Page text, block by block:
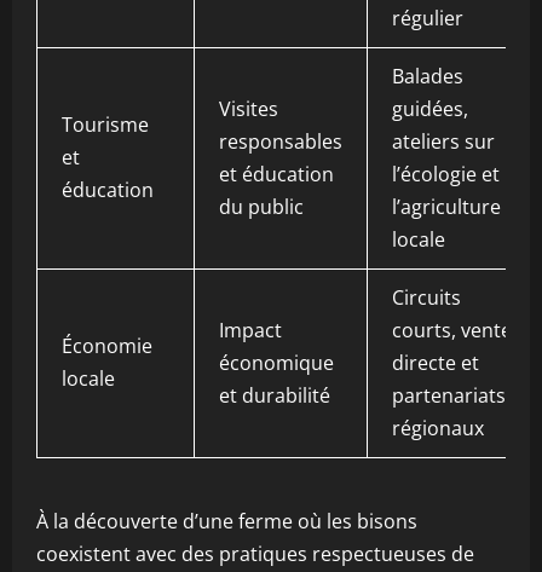
régulier
Tourisme
et
éducation
Visites
responsables
et éducation
du public
Balades
guidées,
ateliers sur
l’écologie et
l’agriculture
locale
Économie
locale
Impact
économique
et durabilité
Circuits
courts, vente
directe et
partenariats
régionaux
À la découverte d’une ferme où les bisons
coexistent avec des pratiques respectueuses de